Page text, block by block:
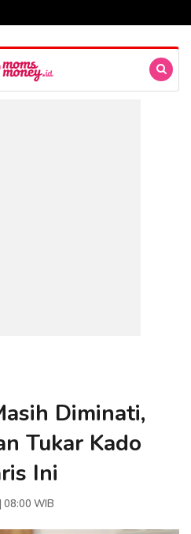
Diminati,
Tukar Kado
Ini
08:00 WIB